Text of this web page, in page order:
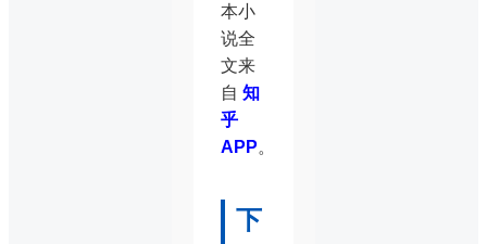
本小
说全
文来
自 知
乎
APP。
下